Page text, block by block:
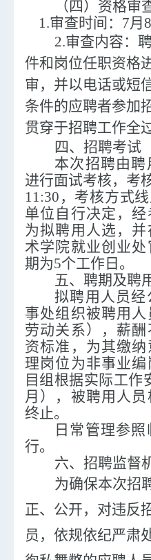
（四） 资格审
1.审查时间： 7月
2.审查内容：
件和岗位任职资格
审，并以电话或短
条件的应聘者参加
贯穿于招聘工作全
四、招聘考试
本次招聘由聘
进行面试考核， 考
11:30，考核方式
单位自行决定，
为拟聘用人选 ， 并
术学院就业创业
期为5个工作日。
五、聘期及聘
拟聘用 人员经
事处组织被聘用 人
劳动关系）
，薪
资标准，为其缴
理岗位为非事业
目组根据实际工作
月）
， 被聘用人员
终止。
日常管理参
行。
六、招聘监督
为确保本次招
正、公开，对违反
员，依规依纪严肃